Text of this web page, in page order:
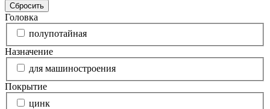
Сбросить
Головка
полупотайная
Назначение
для машиностроения
Покрытие
цинк